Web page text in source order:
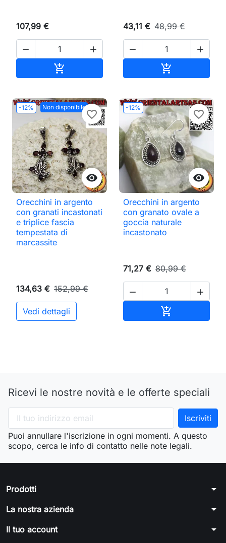
107,99 €
 

43,11 € 48,99 €
 

-12% Non disponibile

favorite_border
Orecchini in argento
con granati incastonati
e triplice fascia
tempestata di
marcassite
134,63 € 152,99 €
Vedi dettagli
-12%

favorite_border
Orecchini in argento
con granato ovale a
goccia naturale
incastonato
71,27 € 80,99 €
 

Ricevi le nostre novità e le offerte speciali
Puoi annullare l'iscrizione in ogni momenti. A questo
scopo, cerca le info di contatto nelle note legali.
Prodotti arrow_drop_down
La nostra azienda arrow_drop_down
Il tuo account arrow_drop_down